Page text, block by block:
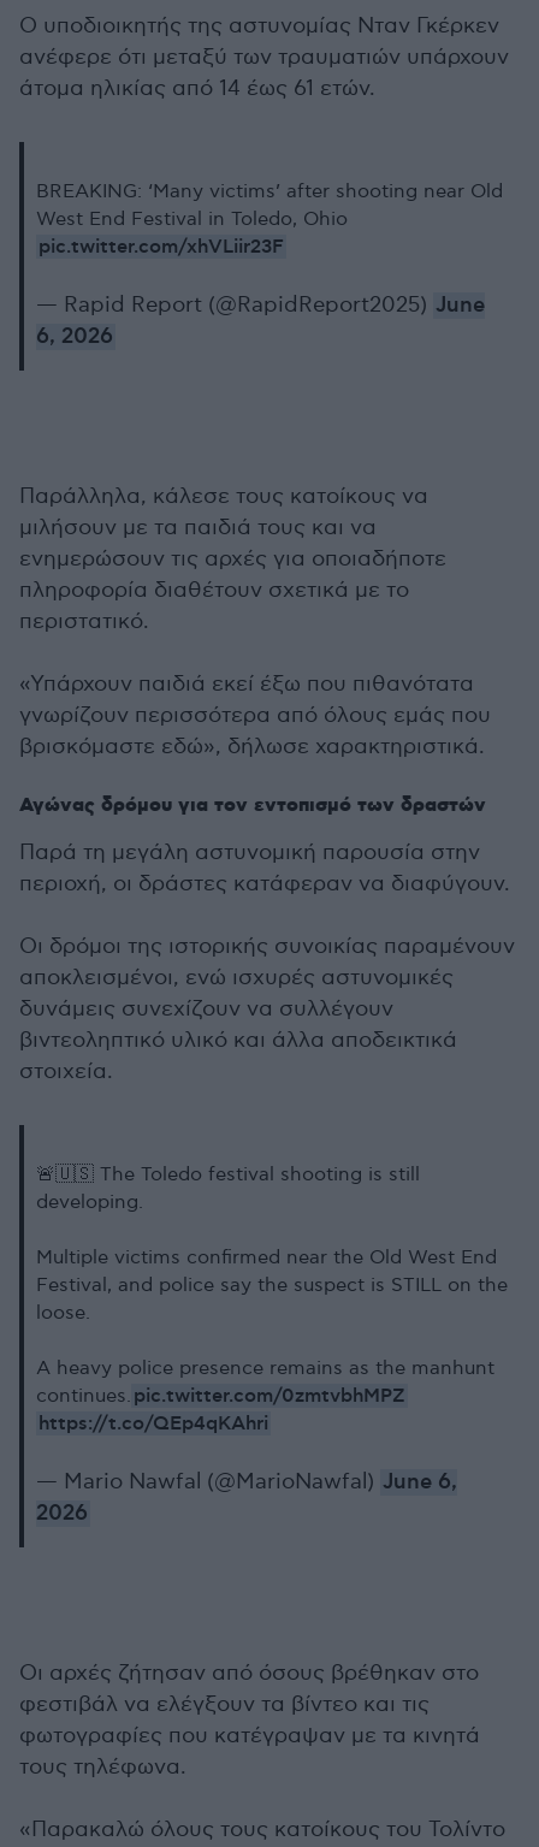
Ο υποδιοικητής της αστυνομίας Νταν Γκέρκεν
ανέφερε ότι μεταξύ των τραυματιών υπάρχουν
άτομα ηλικίας από 14 έως 61 ετών.
BREAKING: ‘Many victims’ after shooting near Old
West End Festival in Toledo, Ohio
pic.twitter.com/xhVLiir23F
— Rapid Report (@RapidReport2025) June
6, 2026
Παράλληλα, κάλεσε τους κατοίκους να
μιλήσουν με τα παιδιά τους και να
ενημερώσουν τις αρχές για οποιαδήποτε
πληροφορία διαθέτουν σχετικά με το
περιστατικό.
«Υπάρχουν παιδιά εκεί έξω που πιθανότατα
γνωρίζουν περισσότερα από όλους εμάς που
βρισκόμαστε εδώ», δήλωσε χαρακτηριστικά.
Αγώνας δρόμου για τον εντοπισμό των δραστών
Παρά τη μεγάλη αστυνομική παρουσία στην
περιοχή, οι δράστες κατάφεραν να διαφύγουν.
Οι δρόμοι της ιστορικής συνοικίας παραμένουν
αποκλεισμένοι, ενώ ισχυρές αστυνομικές
δυνάμεις συνεχίζουν να συλλέγουν
βιντεοληπτικό υλικό και άλλα αποδεικτικά
στοιχεία.
🚨🇺🇸 The Toledo festival shooting is still
developing.
Multiple victims confirmed near the Old West End
Festival, and police say the suspect is STILL on the
loose.
A heavy police presence remains as the manhunt
continues. pic.twitter.com/0zmtvbhMPZ
https://t.co/QEp4qKAhri
— Mario Nawfal (@MarioNawfal) June 6,
2026
Οι αρχές ζήτησαν από όσους βρέθηκαν στο
φεστιβάλ να ελέγξουν τα βίντεο και τις
φωτογραφίες που κατέγραψαν με τα κινητά
τους τηλέφωνα.
«Παρακαλώ όλους τους κατοίκους του Τολίντο